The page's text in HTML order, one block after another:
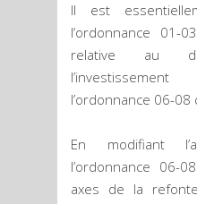
Il est
l‘ordonnance
relative au
l’ordonnance 06-
En modifiant
l’ordonnance 06-
axes de la